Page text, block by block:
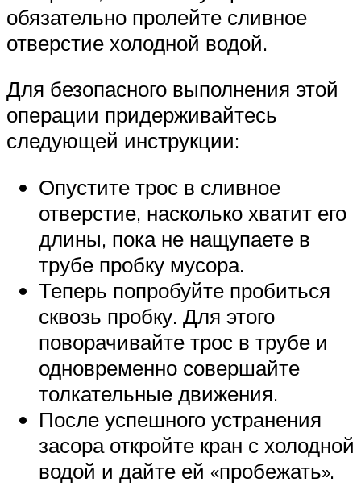
обязательно пролейте сливное
отверстие холодной водой.
Для безопасного выполнения этой
операции придерживайтесь
следующей инструкции:
Опустите трос в сливное
отверстие, насколько хватит его
длины, пока не нащупаете в
трубе пробку мусора.
Теперь попробуйте пробиться
сквозь пробку. Для этого
поворачивайте трос в трубе и
одновременно совершайте
толкательные движения.
После успешного устранения
засора откройте кран с холодной
водой и дайте ей «пробежать».